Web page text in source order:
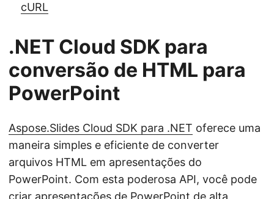
cURL
.NET Cloud SDK para
conversão de HTML para
PowerPoint
Aspose.Slides Cloud SDK para .NET oferece uma
maneira simples e eficiente de converter
arquivos HTML em apresentações do
PowerPoint. Com esta poderosa API, você pode
criar apresentações de PowerPoint de alta